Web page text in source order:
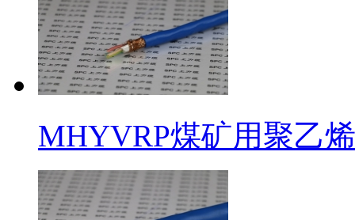
MHYVRP煤矿用聚乙